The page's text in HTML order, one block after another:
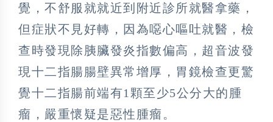
覺，不舒服就就近到附近診所就醫拿藥，
但症狀不見好轉，因為噁心嘔吐就醫，檢
查時發現除胰臟發炎指數偏高，超音波發
現十二指腸腸壁異常增厚，胃鏡檢查更驚
覺十二指腸前端有1顆至少5公分大的腫
瘤，嚴重懷疑是惡性腫瘤。